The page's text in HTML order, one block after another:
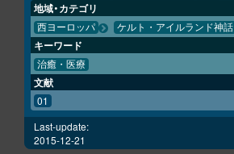
地域・カテゴリ
西ヨーロッパ ケルト・アイルランド神話
キーワード
治癒・医療
文献
01
Last-update:
2015-12-21